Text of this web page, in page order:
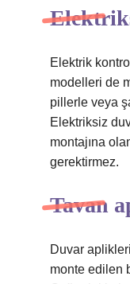
Elektrik
modelleri de
pillerle veya
Elektriksiz
montajına
gerektirmez.
Tavan
Duvar
monte edilen